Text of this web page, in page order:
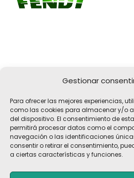
Gestionar
Para ofrecer las mejores experiencias,
como las cookies para almacenar y/o
del dispositivo. El consentimiento de
permitirá procesar datos como el
navegación o las identificaciones
consentir o retirar el consentimiento,
a ciertas características y funciones.
17183 Vilobí d'Onyar,
☎972 47 30
Copyright © 2026 Maquinària Agrícola